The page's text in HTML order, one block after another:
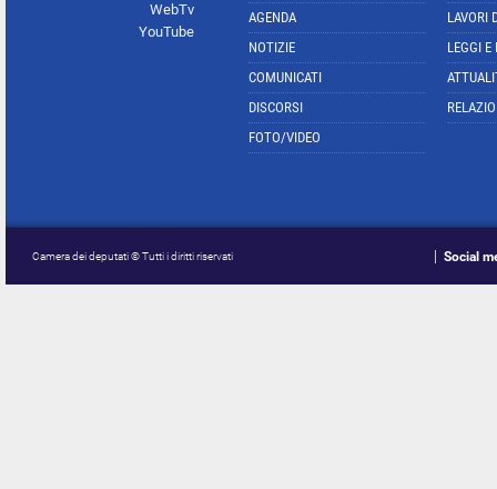
WebTv
YouTube
AGENDA
NOTIZIE
COMUNICATI
DISCORSI
FOTO/VIDEO
LAVORI
LEGGI E
Camera dei deputati © Tutti i diritti riservati Social